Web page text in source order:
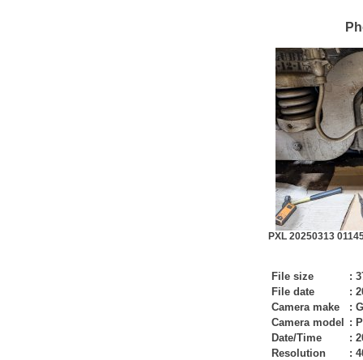
PXL 20250313
File size :
File date
:
Camera make
:
Camera model
:
Date/Time
:
Resolution
: